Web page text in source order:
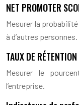
NET PROMOTER
Mesurer la
à d’autres personnes.
TAUX DE
Mesurer le
l’entreprise.